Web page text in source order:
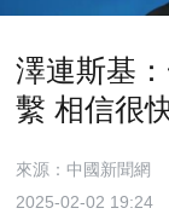
澤連斯基
繫 相信很
來源：中國新聞網
2025-02-02 19:24